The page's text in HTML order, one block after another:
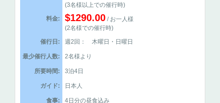
(3名様以上での催行時)
料金:
$1290.00 / お一人様
(2名様での催行時)
催行日:
週2回： 木曜日・日曜日
最少催行人数: 2名様より
所要時間: 3泊4日
ガイド: 日本人
食事: 4日分の昼食込み